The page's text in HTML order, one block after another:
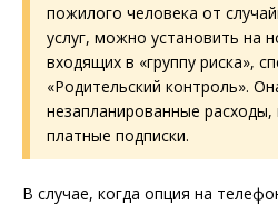
пожилого человека от
услуг, можно установить на
входящих в «группу риска»,
«Родительский контроль».
незапланированные
платные подписки.
В случае, когда опция на